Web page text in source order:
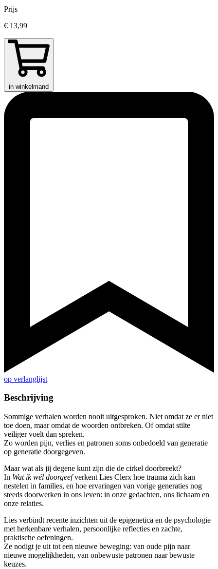
Prijs
€ 13,99
in winkelmand
op verlanglijst
Beschrijving
Sommige verhalen worden nooit uitgesproken. Niet omdat ze er niet
toe doen, maar omdat de woorden ontbreken. Of omdat stilte
veiliger voelt dan spreken.
Zo worden pijn, verlies en patronen soms onbedoeld van generatie
op generatie doorgegeven.
Maar wat als jij degene kunt zijn die de cirkel doorbreekt?
In Wat ik wél doorgeefverkent Lies Clerx hoe trauma zich kan
nestelen in families, en hoe ervaringen van vorige generaties nog
steeds doorwerken in ons leven: in onze gedachten, ons lichaam en
onze relaties.
Lies verbindt recente inzichten uit de epigenetica en de psychologie
met herkenbare verhalen, persoonlijke reflecties en zachte,
praktische oefeningen.
Ze nodigt je uit tot een nieuwe beweging: van oude pijn naar
nieuwe mogelijkheden, van onbewuste patronen naar bewuste
keuzes.